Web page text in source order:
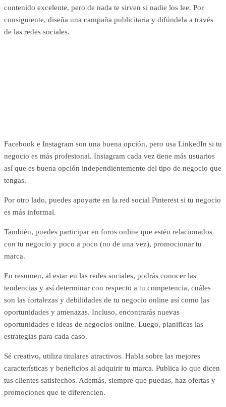
contenido excelente, pero de nada te sirven si nadie los lee. Por
consiguiente, diseña una campaña publicitaria y difúndela a través
de las redes sociales.
Facebook e Instagram son una buena opción, pero usa LinkedIn si tu
negocio es más profesional. Instagram cada vez tiene más usuarios
así que es buena opción independientemente del tipo de negocio que
tengas.
Por otro lado, puedes apoyarte en la red social Pinterest si tu negocio
es más informal.
También, puedes participar en foros online que estén relacionados
con tu negocio y poco a poco (no de una vez), promocionar tu
marca.
En resumen, al estar en las redes sociales, podrás conocer las
tendencias y así determinar con respecto a tu competencia, cuáles
son las fortalezas y debilidades de tu negocio online así como las
oportunidades y amenazas. Incluso, encontrarás nuevas
oportunidades e ideas de negocios online. Luego, planificas las
estrategias para cada caso.
Sé creativo, utiliza titulares atractivos. Habla sobre las mejores
características y beneficios al adquirir tu marca. Publica lo que dicen
tus clientes satisfechos. Además, siempre que puedas, haz ofertas y
promociones que te diferencien.